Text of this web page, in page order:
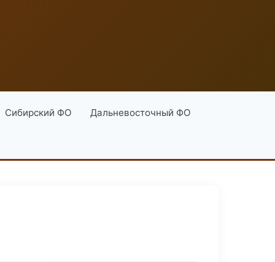
Сибирский ФО Дальневосточный ФО